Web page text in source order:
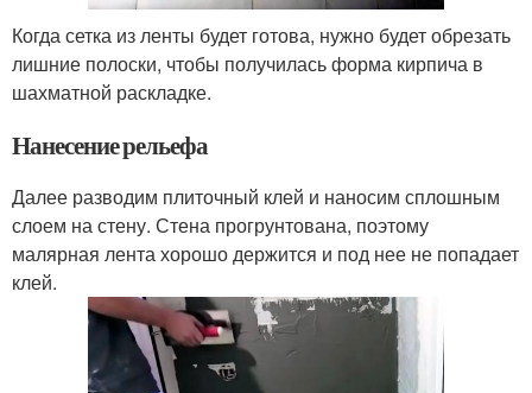
Когда сетка из ленты будет готова, нужно будет обрезать
лишние полоски, чтобы получилась форма кирпича в
шахматной раскладке.
Нанесение рельефа
Далее разводим плиточный клей и наносим сплошным
слоем на стену. Стена прогрунтована, поэтому
малярная лента хорошо держится и под нее не попадает
клей.